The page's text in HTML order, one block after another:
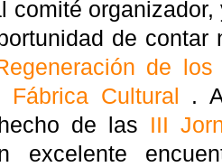
comité
de contar
de
Fábrica Cultural .
de las III
excelente